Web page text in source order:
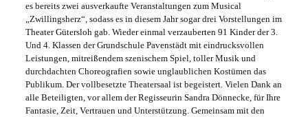
es bereits zwei ausverkaufte Veranstaltungen zum Musical
„Zwillingsherz“, sodass es in diesem Jahr sogar drei Vorstellungen im
Theater Gütersloh gab. Wieder einmal verzauberten 91 Kinder der 3.
Und 4. Klassen der Grundschule Pavenstädt mit eindrucksvollen
Leistungen, mitreißendem szenischem Spiel, toller Musik und
durchdachten Choreografien sowie unglaublichen Kostümen das
Publikum. Der vollbesetzte Theatersaal ist begeistert. Vielen Dank an
alle Beteiligten, vor allem der Regisseurin Sandra Dönnecke, für Ihre
Fantasie, Zeit, Vertrauen und Unterstützung. Gemeinsam mit den